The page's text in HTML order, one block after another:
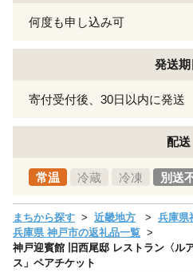
何度も申し込み可
発送期
寄付受付後、30日以内に発送
配送
常温 冷蔵 冷凍 別送
まちから探す 近畿地方
兵庫県
兵庫県 神戸市の返礼品一覧
神戸迎賓館 旧西尾邸 レストラン〈ル
ス」ペアチケット